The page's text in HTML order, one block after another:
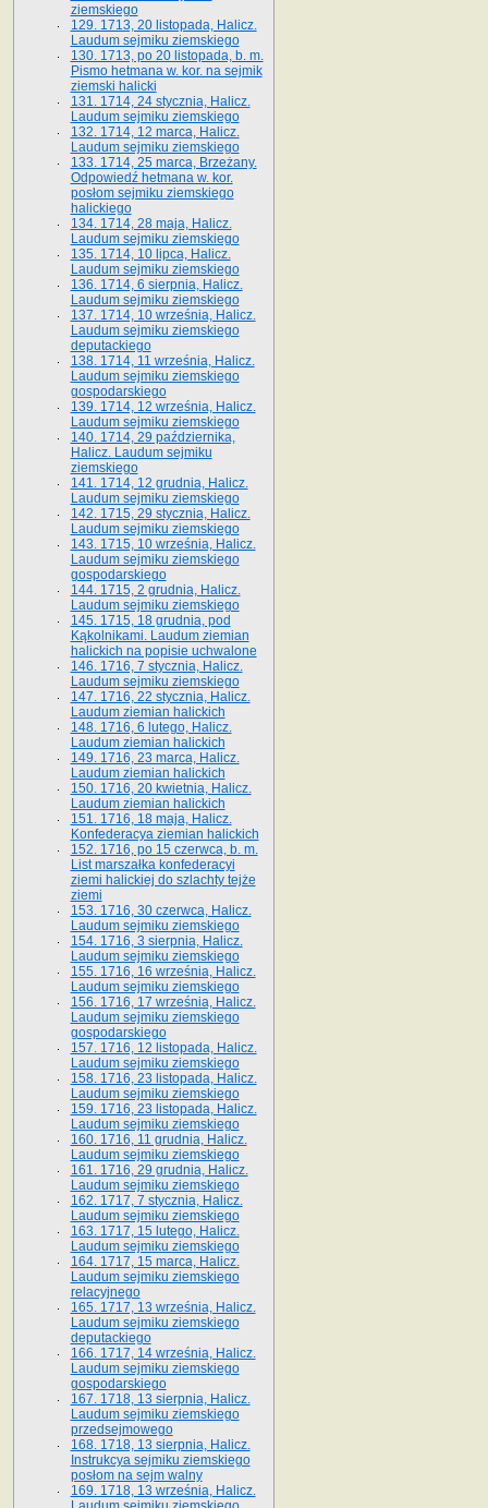
ziemskiego
129. 1713, 20 listopada, Halicz.
Laudum sejmiku ziemskiego
130. 1713, po 20 listopada, b. m.
Pismo hetmana w. kor. na sejmik
ziemski halicki
131. 1714, 24 stycznia, Halicz.
Laudum sejmiku ziemskiego
132. 1714, 12 marca, Halicz.
Laudum sejmiku ziemskiego
133. 1714, 25 marca, Brzeżany.
Odpowiedź hetmana w. kor.
posłom sejmiku ziemskiego
halickiego
134. 1714, 28 maja, Halicz.
Laudum sejmiku ziemskiego
135. 1714, 10 lipca, Halicz.
Laudum sejmiku ziemskiego
136. 1714, 6 sierpnia, Halicz.
Laudum sejmiku ziemskiego
137. 1714, 10 września, Halicz.
Laudum sejmiku ziemskiego
deputackiego
138. 1714, 11 września, Halicz.
Laudum sejmiku ziemskiego
gospodarskiego
139. 1714, 12 września, Halicz.
Laudum sejmiku ziemskiego
140. 1714, 29 października,
Halicz. Laudum sejmiku
ziemskiego
141. 1714, 12 grudnia, Halicz.
Laudum sejmiku ziemskiego
142. 1715, 29 stycznia, Halicz.
Laudum sejmiku ziemskiego
143. 1715, 10 września, Halicz.
Laudum sejmiku ziemskiego
gospodarskiego
144. 1715, 2 grudnia, Halicz.
Laudum sejmiku ziemskiego
145. 1715, 18 grudnia, pod
Kąkolnikami. Laudum ziemian
halickich na popisie uchwalone
146. 1716, 7 stycznia, Halicz.
Laudum sejmiku ziemskiego
147. 1716, 22 stycznia, Halicz.
Laudum ziemian halickich
148. 1716, 6 lutego, Halicz.
Laudum ziemian halickich
149. 1716, 23 marca, Halicz.
Laudum ziemian halickich
150. 1716, 20 kwietnia, Halicz.
Laudum ziemian halickich
151. 1716, 18 maja, Halicz.
Konfederacya ziemian halickich
152. 1716, po 15 czerwca, b. m.
List marszałka konfederacyi
ziemi halickiej do szlachty tejże
ziemi
153. 1716, 30 czerwca, Halicz.
Laudum sejmiku ziemskiego
154. 1716, 3 sierpnia, Halicz.
Laudum sejmiku ziemskiego
155. 1716, 16 września, Halicz.
Laudum sejmiku ziemskiego
156. 1716, 17 września, Halicz.
Laudum sejmiku ziemskiego
gospodarskiego
157. 1716, 12 listopada, Halicz.
Laudum sejmiku ziemskiego
158. 1716, 23 listopada, Halicz.
Laudum sejmiku ziemskiego
159. 1716, 23 listopada, Halicz.
Laudum sejmiku ziemskiego
160. 1716, 11 grudnia, Halicz.
Laudum sejmiku ziemskiego
161. 1716, 29 grudnia, Halicz.
Laudum sejmiku ziemskiego
162. 1717, 7 stycznia, Halicz.
Laudum sejmiku ziemskiego
163. 1717, 15 lutego, Halicz.
Laudum sejmiku ziemskiego
164. 1717, 15 marca, Halicz.
Laudum sejmiku ziemskiego
relacyjnego
165. 1717, 13 września, Halicz.
Laudum sejmiku ziemskiego
deputackiego
166. 1717, 14 września, Halicz.
Laudum sejmiku ziemskiego
gospodarskiego
167. 1718, 13 sierpnia, Halicz.
Laudum sejmiku ziemskiego
przedsejmowego
168. 1718, 13 sierpnia, Halicz.
Instrukcya sejmiku ziemskiego
posłom na sejm walny
169. 1718, 13 września, Halicz.